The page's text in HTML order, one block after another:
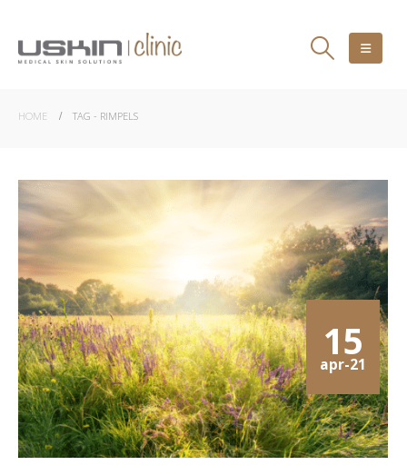
HOME TAG - RIMPELS
15
apr-21